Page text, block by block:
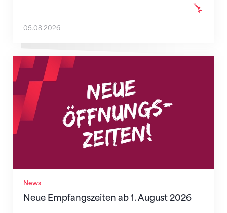
05.08.2026
News
Neue Empfangszeiten ab 1. August 2026
Neue Empfangszeiten ab 1. August 2026